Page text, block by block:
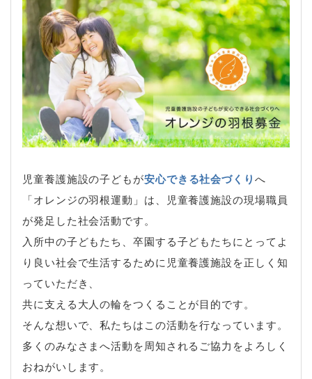
児童養護施設の子どもが安心できる社会づくりへ
「オレンジの羽根運動」は、児童養護施設の現場職員
が発足した社会活動です。
入所中の子どもたち、卒園する子どもたちにとってよ
り良い社会で生活するために児童養護施設を正しく知
っていただき、
共に支える大人の輪をつくることが目的です。
そんな想いで、私たちはこの活動を行なっています。
多くのみなさまへ活動を周知されるご協力をよろしく
おねがいします。